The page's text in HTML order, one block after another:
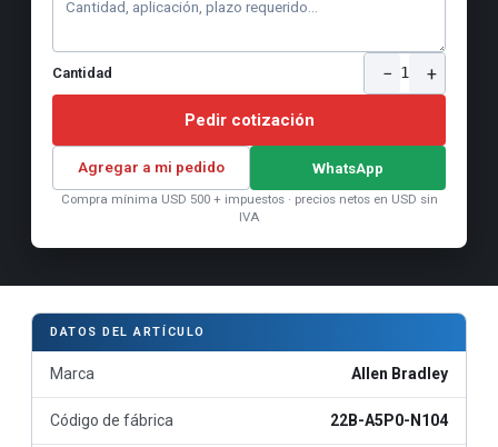
Cantidad − 1 +
Pedir cotización
Agregar a mi pedido WhatsApp
Compra mínima USD 500 + impuestos · precios netos en USD sin
IVA
DATOS DEL ARTÍCULO
Marca Allen Bradley
Código de fábrica 22B-A5P0-N104